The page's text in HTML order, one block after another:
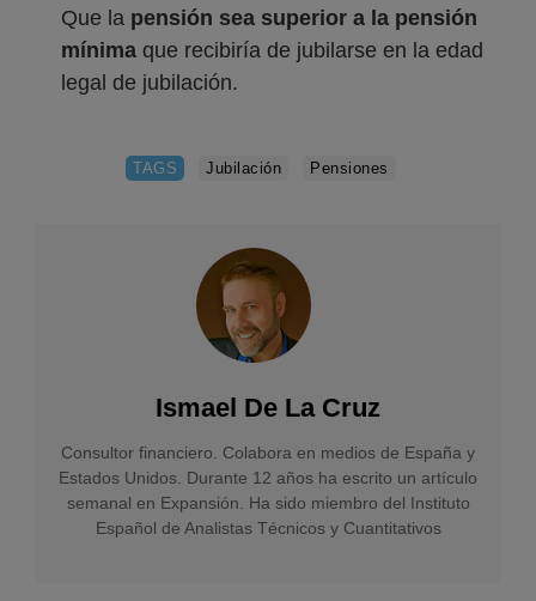
Que la pensión sea superior a la pensión
mínima que recibiría de jubilarse en la edad
legal de jubilación.
TAGS Jubilación Pensiones
Ismael De La Cruz
Consultor financiero. Colabora en medios de España y
Estados Unidos. Durante 12 años ha escrito un artículo
semanal en Expansión. Ha sido miembro del Instituto
Español de Analistas Técnicos y Cuantitativos